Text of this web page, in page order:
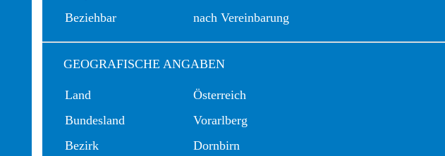
Beziehbar
nach Vereinbarung
GEOGRAFISCHE ANGABEN
Land
Österreich
Bundesland
Vorarlberg
Bezirk
Dornbirn